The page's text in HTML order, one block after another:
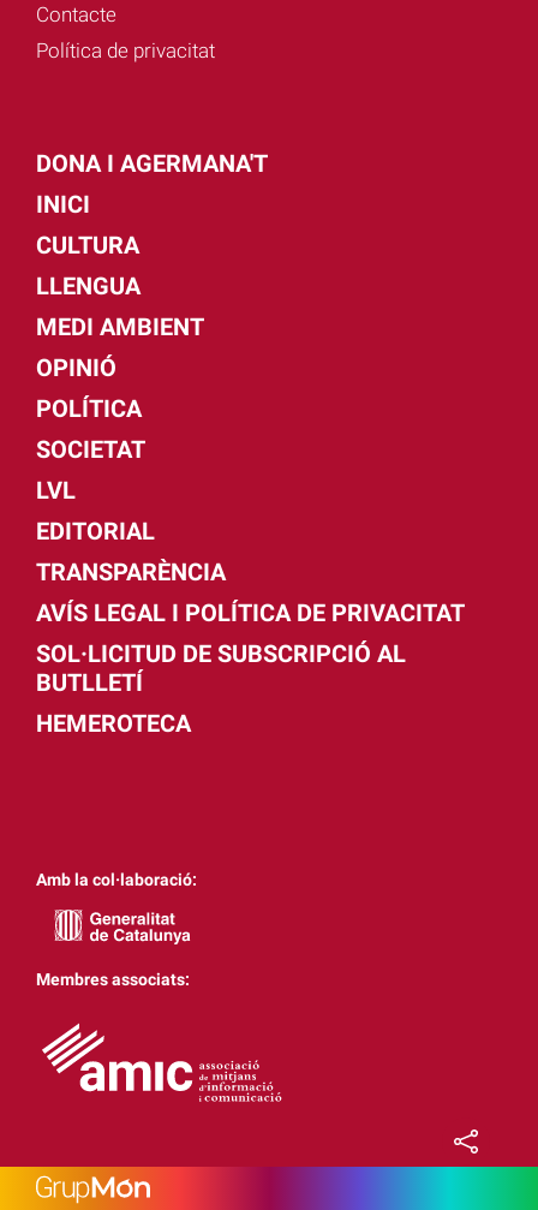
Contacte
Política de privacitat
DONA I AGERMANA'T
INICI
CULTURA
LLENGUA
MEDI AMBIENT
OPINIÓ
POLÍTICA
SOCIETAT
LVL
EDITORIAL
TRANSPARÈNCIA
AVÍS LEGAL I POLÍTICA DE PRIVACITAT
SOL·LICITUD DE SUBSCRIPCIÓ AL
BUTLLETÍ
HEMEROTECA
Amb la col·laboració:
Membres associats: